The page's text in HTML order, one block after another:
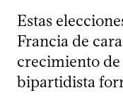
Estas
Francia de
crecimiento
bipartidista